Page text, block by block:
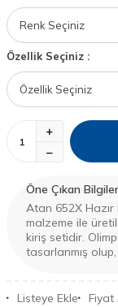
Özellik Seçiniz :
Öne Çıkan Bilgiler
Atan 652X Hazır
malzeme ile
kiriş setidir.
tasarlanmış
Listeye Ekle Fiyat